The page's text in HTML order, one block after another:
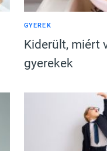
GYEREK
Kiderült, miért
gyerekek